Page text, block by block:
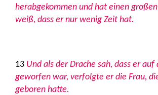
herabgekommen und hat einen
weiß, dass er nur wenig Zeit hat.
13 Und als der Drache sah, dass er auf
geworfen war, verfolgte er die Frau,
geboren hatte.